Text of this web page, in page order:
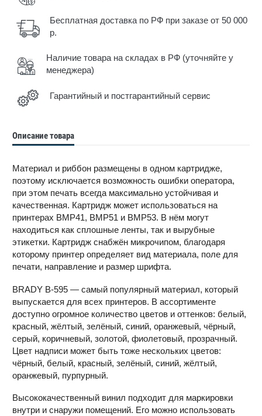
Бесплатная доставка по РФ при заказе от 50 000
р.
Наличие товара на складах в РФ (уточняйте у
менеджера)
Гарантийный и постгарантийный сервис
Описание товара
Материал и риббон размещены в одном картридже,
поэтому исключается возможность ошибки оператора,
при этом печать всегда максимально устойчивая и
качественная. Картридж может использоваться на
принтерах BMP41, BMP51 и BMP53. В нём могут
находиться как сплошные ленты, так и вырубные
этикетки. Картридж снабжён микрочипом, благодаря
которому принтер определяет вид материала, поле для
печати, направление и размер шрифта.
BRADY B-595 — самый популярный материал, который
выпускается для всех принтеров. В ассортименте
доступно огромное количество цветов и оттенков: белый,
красный, жёлтый, зелёный, синий, оранжевый, чёрный,
серый, коричневый, золотой, фиолетовый, прозрачный.
Цвет надписи может быть тоже нескольких цветов:
чёрный, белый, красный, зелёный, синий, жёлтый,
оранжевый, пурпурный.
Высококачественный винил подходит для маркировки
внутри и снаружи помещений. Его можно использовать